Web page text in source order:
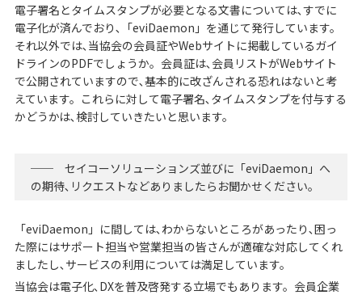
電子署名とタイムスタンプが必要となる文書については､すでに
電子化が済んでおり､「eviDaemon」を通じて発行しています。
それ以外では､当協会の会員証やWebサイトに掲載しているガイ
ドラインのPDFでしょうか。会員証は､会員リストがWebサイト
で公開されていますので､基本的に改ざんされる恐れはないと考
えています。これらに対して電子署名､タイムスタンプを付与する
かどうかは､検討していきたいと思います。
── セイコーソリューションズ並びに「eviDaemon」へ
の期待､リクエストなどありましたらお聞かせください｡
「eviDaemon」に間しては､わからないところがあったり､困っ
た際にはサポート担当や営業担当の皆さんが適確な対応してくれ
ましたし､サービスの利用については満足しています。
当協会は電子化､DXを普及啓発する立場でもあります。会員企業